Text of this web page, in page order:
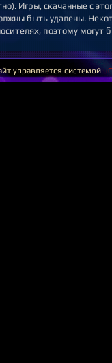
Игры, скачанные с
быть удалены.
поэтому могут
управляется системой